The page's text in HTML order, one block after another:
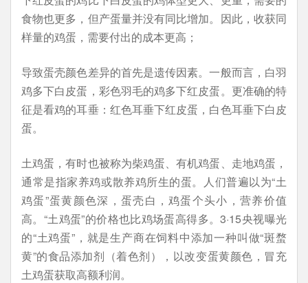
食物也更多，但产蛋量并没有同比增加。因此，收获同
样量的鸡蛋，需要付出的成本更高；
导致蛋壳颜色差异的首先是遗传因素。一般而言，白羽
鸡多下白皮蛋，彩色羽毛的鸡多下红皮蛋。更准确的特
征是看鸡的耳垂：红色耳垂下红皮蛋，白色耳垂下白皮
蛋。
土鸡蛋，有时也被称为柴鸡蛋、有机鸡蛋、走地鸡蛋，
通常是指家养鸡或散养鸡所生的蛋。人们普遍以为“土
鸡蛋”蛋黄颜色深，蛋壳白，鸡蛋个头小，营养价值
高。“土鸡蛋”的价格也比鸡场蛋高得多。3·15央视曝光
的“土鸡蛋”，就是生产商在饲料中添加一种叫做“斑蝥
黄”的食品添加剂（着色剂），以改变蛋黄颜色，冒充
土鸡蛋获取高额利润。